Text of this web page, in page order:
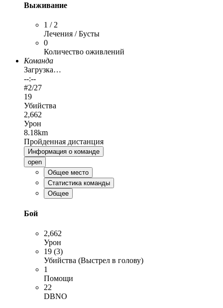
Выживание
1 / 2
Лечения / Бусты
0
Количество оживлений
Команда
Загрузка…
--:--
#2/27
19
Убийства
2,662
Урон
8.18km
Пройденная дистанция
Информация о команде
open
Общее место
Статистика команды
Общее
Бой
2,662
Урон
19 (3)
Убийства (Выстрел в голову)
1
Помощи
22
DBNO